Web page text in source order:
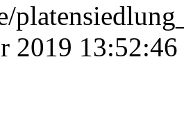
2019